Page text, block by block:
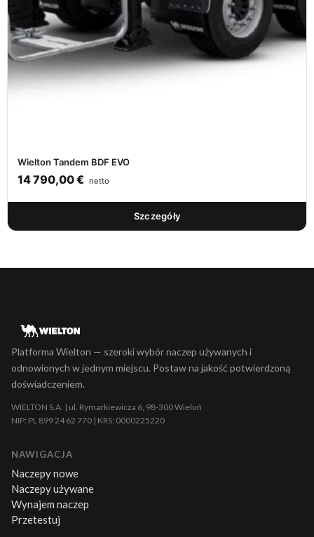
Wielton Tandem BDF EVO
14 790,00€ netto
Szczegóły
Platforma Wielton — szeroki wybór naczep używanych i
odnowionych w jednym miejscu. Postaw na jakość potwierdzoną
doświadczeniem.
WIELTON S.A. | ul. Rymarkiewicza 6, 98-300 Wieluń
NIP: PL 899 24 62 770 | KRS: 0000225220
NAWIGACJA
Naczepy nowe
Naczepy używane
Wynajem naczep
Przetestuj